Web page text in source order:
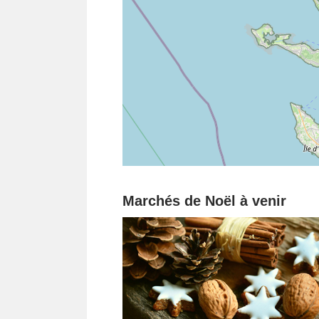
Marchés de Noël à venir